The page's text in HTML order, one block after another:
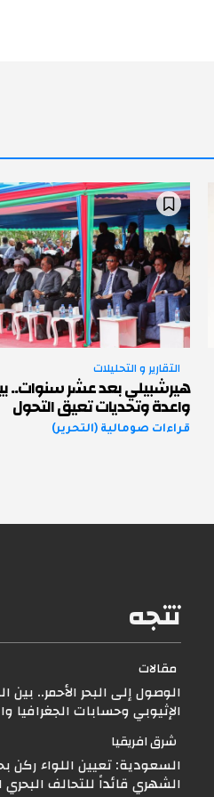
التقارير و التحليلات
هيرشبيلي بعد عشر سنوات..
واعدة وتحديات تعيق التحول
قراءات صومالية (التحرير)
تتجه
مقالات
الوصول إلى البحر الأحمر.. بين
الإثيوبي وحسابات الجغرافيا
شرق افريقيا
السعودية: تعيين اللواء ركن
الشهري قائداً للتحالف